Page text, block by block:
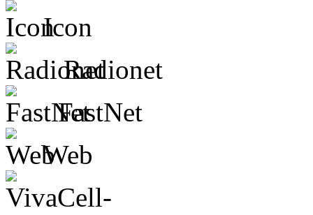
Icon
Radionet
FastNet
Web